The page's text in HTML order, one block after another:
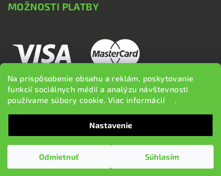
Na prispôsobenie obsahu a reklám, poskytovanie
funkcií sociálnych médií a analýzu návštevnosti
používame súbory cookie. Viac informácií
.
Nastavenie
Odmietnuť Súhlasím
MOŽNOSTI PLATBY
nastavenie cookies
Vytvoril Shoptet